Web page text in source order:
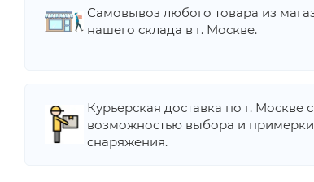
Самовывоз любого товара из
нашего склада в г. Москве.
Курьерская доставка по г. Москве с
возможностью выбора и примерки
снаряжения.